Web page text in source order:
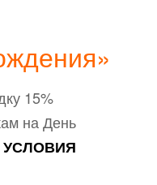
15%
на День
УСЛОВИЯ